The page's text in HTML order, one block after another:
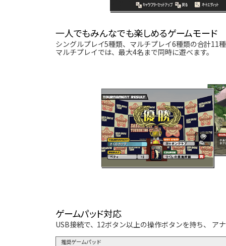
一人でもみんなでも楽しめるゲームモード
シングルプレイ5種類、マルチプレイ6種類の合計11
マルチプレイでは、最大4名まで同時に遊べます。
ゲームパッド対応
USB接続で、12ボタン以上の操作ボタンを持ち、 ア
推奨ゲームパッド